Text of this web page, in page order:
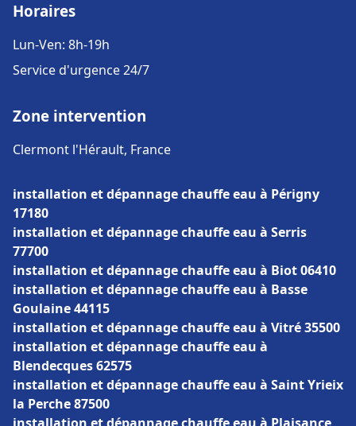
Horaires
Lun-Ven: 8h-19h
Service d'urgence 24/7
Zone intervention
Clermont l'Hérault, France
installation et dépannage chauffe eau à Périgny
17180
installation et dépannage chauffe eau à Serris
77700
installation et dépannage chauffe eau à Biot 06410
installation et dépannage chauffe eau à Basse
Goulaine 44115
installation et dépannage chauffe eau à Vitré 35500
installation et dépannage chauffe eau à
Blendecques 62575
installation et dépannage chauffe eau à Saint Yrieix
la Perche 87500